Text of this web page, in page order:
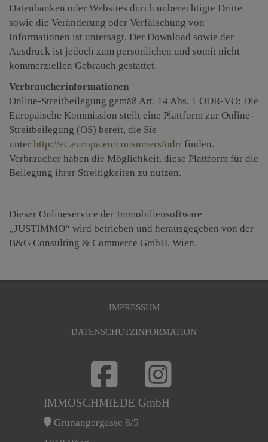
Datenbanken oder Websites durch unberechtigte Dritte
sowie die Veränderung oder Verfälschung von
Informationen ist untersagt. Der Download sowie der
Ausdruck ist jedoch zum persönlichen und somit nicht
kommerziellen Gebrauch gestattet.
Verbraucherinformationen
Online-Streitbeilegung gemäß Art. 14 Abs. 1 ODR-VO: Die
Europäische Kommission stellt eine Plattform zur Online-
Streitbeilegung (OS) bereit, die Sie
unter http://ec.europa.eu/consumers/odr/ finden.
Verbraucher haben die Möglichkeit, diese Plattform für die
Beilegung ihrer Streitigkeiten zu nutzen.
Dieser Onlineservice der Immobiliensoftware
„JUSTIMMO“ wird betrieben und herausgegeben von der
B&G Consulting & Commerce GmbH, Wien.
IMPRESSUM
DATENSCHUTZINFORMATION
IMMOSCHMIEDE GmbH
Grünangergasse 8/5